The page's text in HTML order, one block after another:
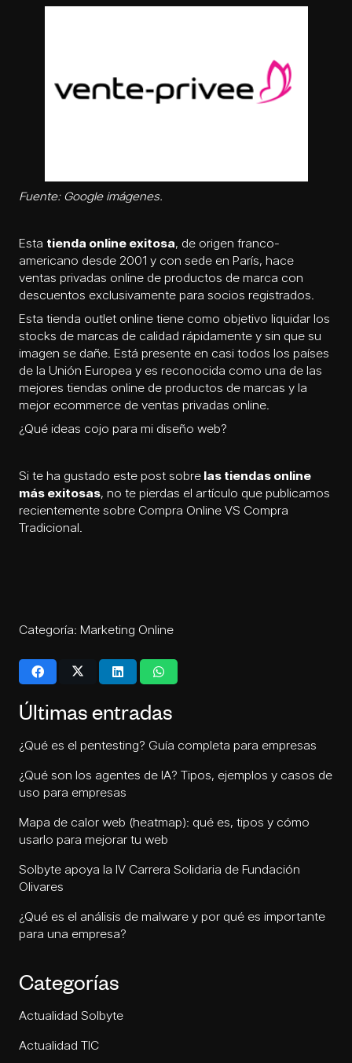
Fuente: Google imágenes.
Esta tienda online exitosa, de origen franco-
americano desde 2001 y con sede en París, hace
ventas privadas online de productos de marca con
descuentos exclusivamente para socios registrados.
Esta tienda outlet online tiene como objetivo liquidar los
stocks de marcas de calidad rápidamente y sin que su
imagen se dañe. Está presente en casi todos los países
de la Unión Europea y es reconocida como una de las
mejores tiendas online de productos de marcas y la
mejor ecommerce de ventas privadas online.
¿Qué ideas cojo para mi diseño web?
Si te ha gustado este post sobre las tiendas online
más exitosas, no te pierdas el artículo que publicamos
recientemente sobre Compra Online VS Compra
Tradicional.
Categoría: Marketing Online
Últimas entradas
¿Qué es el pentesting? Guía completa para empresas
¿Qué son los agentes de IA? Tipos, ejemplos y casos de
uso para empresas
Mapa de calor web (heatmap): qué es, tipos y cómo
usarlo para mejorar tu web
Solbyte apoya la IV Carrera Solidaria de Fundación
Olivares
¿Qué es el análisis de malware y por qué es importante
para una empresa?
Categorías
Actualidad Solbyte
Actualidad TIC